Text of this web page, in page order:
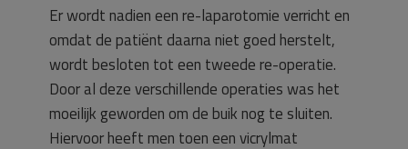
Er wordt nadien een re-laparotomie verricht en
omdat de patiënt daarna niet goed herstelt,
wordt besloten tot een tweede re-operatie.
Door al deze verschillende operaties was het
moeilijk geworden om de buik nog te sluiten.
Hiervoor heeft men toen een vicrylmat